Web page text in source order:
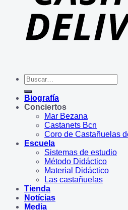
Buscar
por:
Biografía
Conciertos
Mar Bezana
Castanets Bcn
Coro de Castañuelas
Escuela
Sistemas de estudio
Método Didáctico
Material Didáctico
Las castañuelas
Tienda
Notícias
Media